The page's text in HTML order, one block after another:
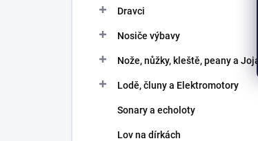
Dravci
Nosiče výbavy
Nože, nůžky, kleště, peany a Joja
Lodě, čluny a Elektromotory
Sonary a echoloty
Lov na dírkách